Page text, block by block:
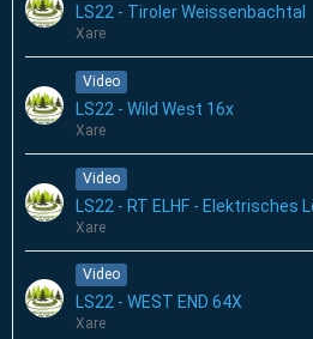
LS22 - Tiroler Weissenbachtal
Xare
Video
LS22 - Wild West 16x
Xare
Video
LS22 - RT ELHF - Elektrisches
Xare
Video
LS22 - WEST END 64X
Xare